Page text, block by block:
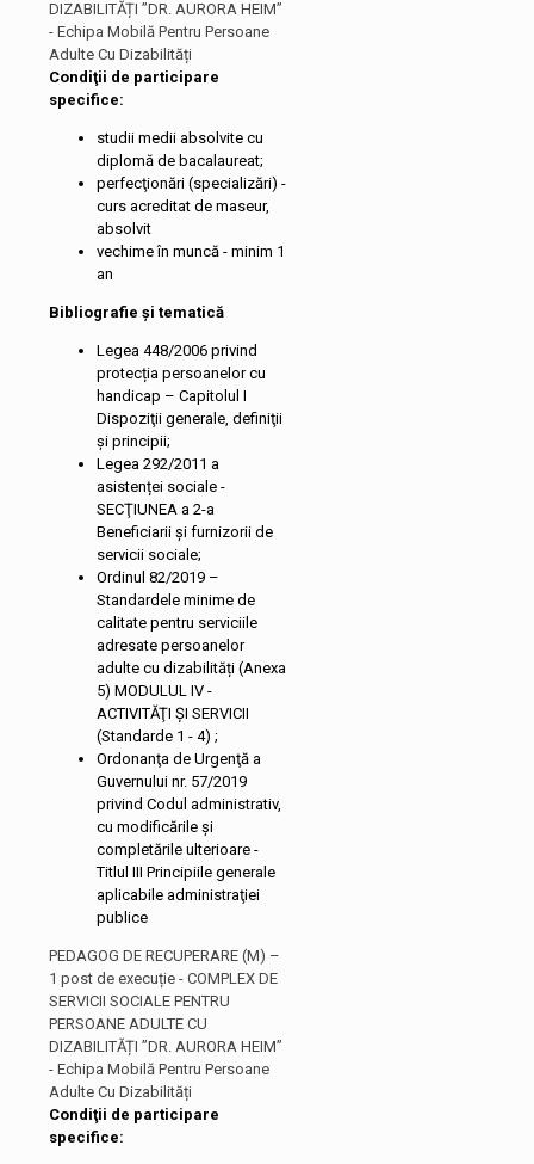
DIZABILITĂȚI ”DR. AURORA HEIM”
- Echipa Mobilă Pentru Persoane
Adulte Cu Dizabilități
Condiţii de participare
specifice:
studii medii absolvite cu
diplomă de bacalaureat;
perfecţionări (specializări) -
curs acreditat de maseur,
absolvit
vechime în muncă - minim 1
an
Bibliografie și tematică
Legea 448/2006 privind
protecția persoanelor cu
handicap – Capitolul I
Dispoziţii generale, definiţii
şi principii;
Legea 292/2011 a
asistenței sociale -
SECŢIUNEA a 2-a
Beneficiarii şi furnizorii de
servicii sociale;
Ordinul 82/2019 –
Standardele minime de
calitate pentru serviciile
adresate persoanelor
adulte cu dizabilități (Anexa
5) MODULUL IV -
ACTIVITĂŢI ŞI SERVICII
(Standarde 1 - 4) ;
Ordonanţa de Urgenţă a
Guvernului nr. 57/2019
privind Codul administrativ,
cu modificările și
completările ulterioare -
Titlul III Principiile generale
aplicabile administraţiei
publice
PEDAGOG DE RECUPERARE (M) –
1 post de execuție - COMPLEX DE
SERVICII SOCIALE PENTRU
PERSOANE ADULTE CU
DIZABILITĂȚI ”DR. AURORA HEIM”
- Echipa Mobilă Pentru Persoane
Adulte Cu Dizabilități
Condiţii de participare
specifice: